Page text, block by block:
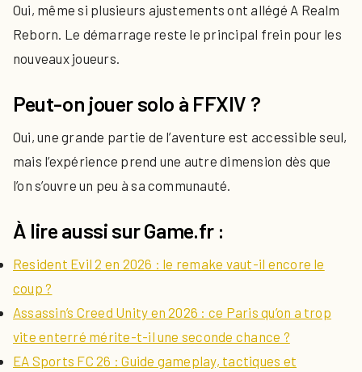
Oui, même si plusieurs ajustements ont allégé A Realm
Reborn. Le démarrage reste le principal frein pour les
nouveaux joueurs.
Peut-on jouer solo à FFXIV ?
Oui, une grande partie de l’aventure est accessible seul,
mais l’expérience prend une autre dimension dès que
l’on s’ouvre un peu à sa communauté.
À lire aussi sur Game.fr :
Resident Evil 2 en 2026 : le remake vaut-il encore le
coup ?
Assassin’s Creed Unity en 2026 : ce Paris qu’on a trop
vite enterré mérite-t-il une seconde chance ?
EA Sports FC 26 : Guide gameplay, tactiques et